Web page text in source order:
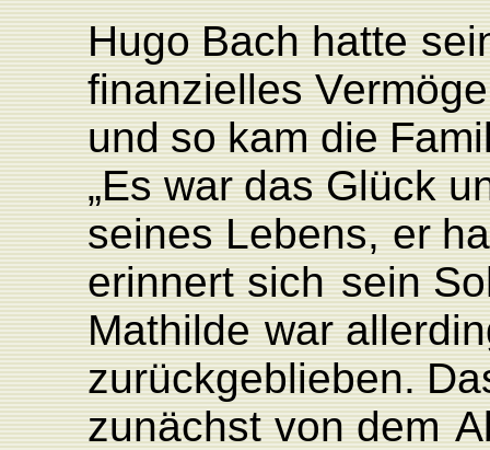
Hugo Bach hatte
finanzielles V
und so kam die F
„Es war das Glück
seines Lebens, er
erinnert sich sein
Mathilde war
zurückgeblieben.
zunächst von dem